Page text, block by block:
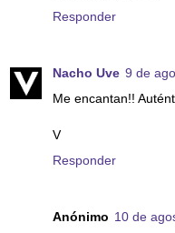
Responder
Nacho Uve 9 de
Me encantan!!
V
Responder
Anónimo 10 de